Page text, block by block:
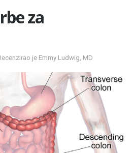
za
je Emmy Ludwig, MD